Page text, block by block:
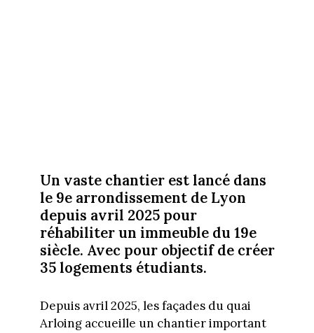
Un vaste chantier est lancé dans
le 9e arrondissement de Lyon
depuis avril 2025 pour
réhabiliter un immeuble du 19e
siècle. Avec pour objectif de créer
35 logements étudiants.
Depuis avril 2025, les façades du quai
Arloing accueille un chantier important